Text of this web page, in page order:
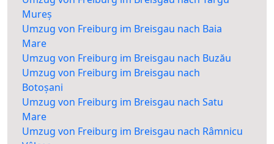
Mureș
Umzug von Freiburg im Breisgau nach Baia
Mare
Umzug von Freiburg im Breisgau nach Buzău
Umzug von Freiburg im Breisgau nach
Botoșani
Umzug von Freiburg im Breisgau nach Satu
Mare
Umzug von Freiburg im Breisgau nach Râmnicu